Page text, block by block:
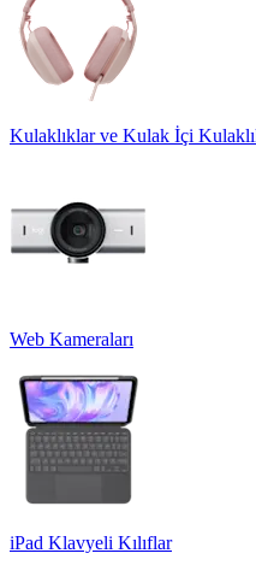
Kulaklıklar ve Kulak İçi
Web Kameraları
iPad Klavyeli Kılıflar